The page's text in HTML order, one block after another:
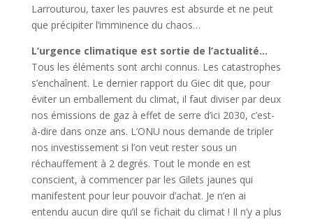
Larrouturou, taxer les pauvres est absurde et ne peut
que précipiter l’imminence du chaos…
L’urgence climatique est sortie de l’actualité…
Tous les éléments sont archi connus. Les catastrophes
s’enchaînent. Le dernier rapport du Giec dit que, pour
éviter un emballement du climat, il faut diviser par deux
nos émissions de gaz à effet de serre d’ici 2030, c’est-
à-dire dans onze ans. L’ONU nous demande de tripler
nos investissement si l’on veut rester sous un
réchauffement à 2 degrés. Tout le monde en est
conscient, à commencer par les Gilets jaunes qui
manifestent pour leur pouvoir d’achat. Je n’en ai
entendu aucun dire qu’il se fichait du climat ! Il n’y a plus